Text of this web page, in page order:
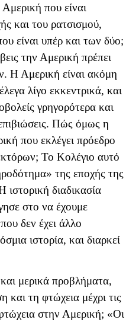
που είναι
και του ρατσισμού,
είναι υπέρ και των δύο;
την Αμερική πρέπει
Η Αμερική είναι ακόμη
λίγο εκκεντρικά, και
γρηγορότερα και
Πώς όμως η
που εκλέγει πρόεδρο
Το Κολέγιο αυτό
της εποχής της
ιστορική διαδικασία
στο να έχουμε
δεν έχει άλλο
ιστορία, και διαρκεί
μερικά προβλήματα,
τη φτώχεια μέχρι τις
στην Αμερική; «Οι